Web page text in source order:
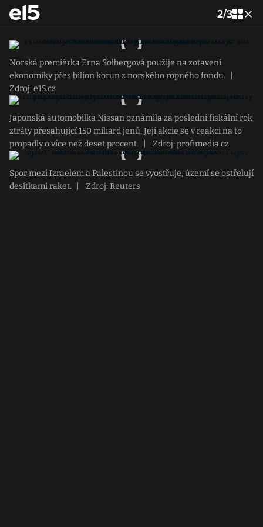
2/3
Norská premiérka Erna Solbergová použije na zotavení
ekonomiky přes bilion korun z norského ropného fondu.
Zdroj: e15.cz
Japonská automobilka Nissan oznámila za poslední fiskální rok
ztráty přesahující 150 miliard jenů. Její akcie se v reakci na to
propadly o více než deset procent.
Zdroj: profimedia.cz
Spor mezi Izraelem a Palestinou se vyostřuje, území se ostřelují
desítkami raket.
Zdroj: Reuters